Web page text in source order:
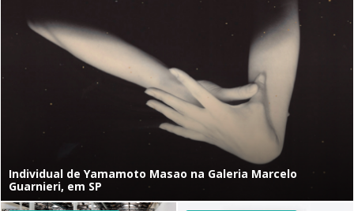
Individual de Yamamoto Masao na Galeria Marcelo
Guarnieri, em SP